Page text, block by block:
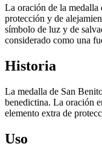
La oración de la medalla
protección y de
símbolo de luz y de
considerado como una
Historia
La medalla de San
benedictina. La oración
elemento extra de
Uso